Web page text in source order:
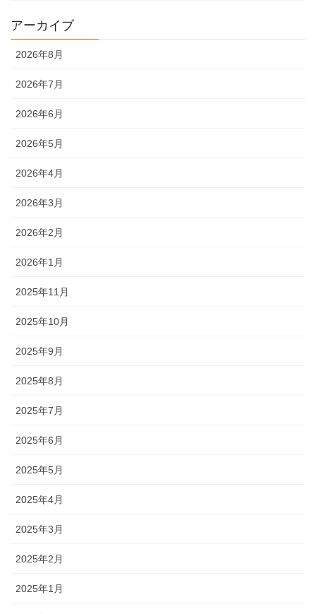
アーカイブ
2026年8月
2026年7月
2026年6月
2026年5月
2026年4月
2026年3月
2026年2月
2026年1月
2025年11月
2025年10月
2025年9月
2025年8月
2025年7月
2025年6月
2025年5月
2025年4月
2025年3月
2025年2月
2025年1月